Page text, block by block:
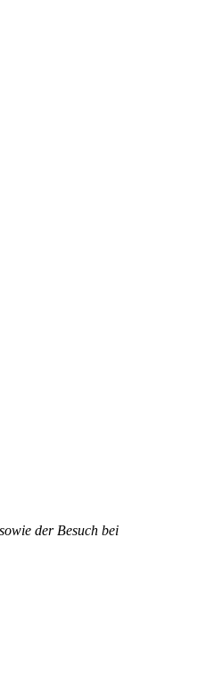
der Besuch bei